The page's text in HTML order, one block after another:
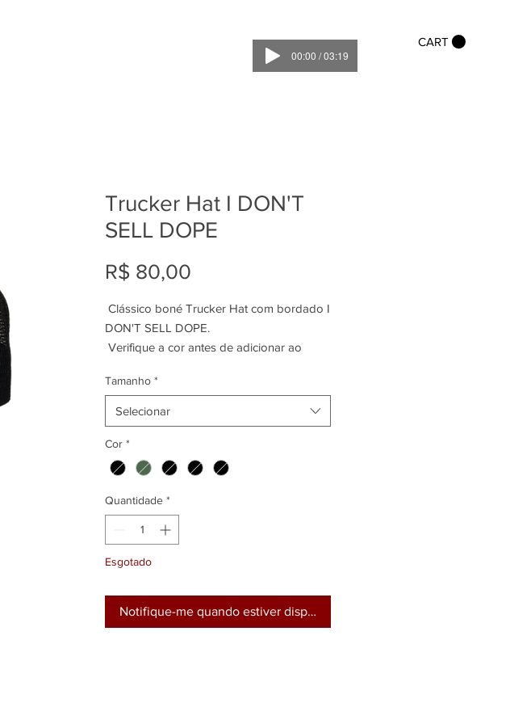
CART
Trucker Hat I DON'T
SELL DOPE
R$ 80,00
Clássico boné Trucker Hat com bordado I
DON'T SELL DOPE.
Verifique a cor antes de adicionar ao
Tamanho *
Selecionar
Cor *
Quantidade *
Esgotado
Notifique-me quando estiver disponível
00:00 / 03:19